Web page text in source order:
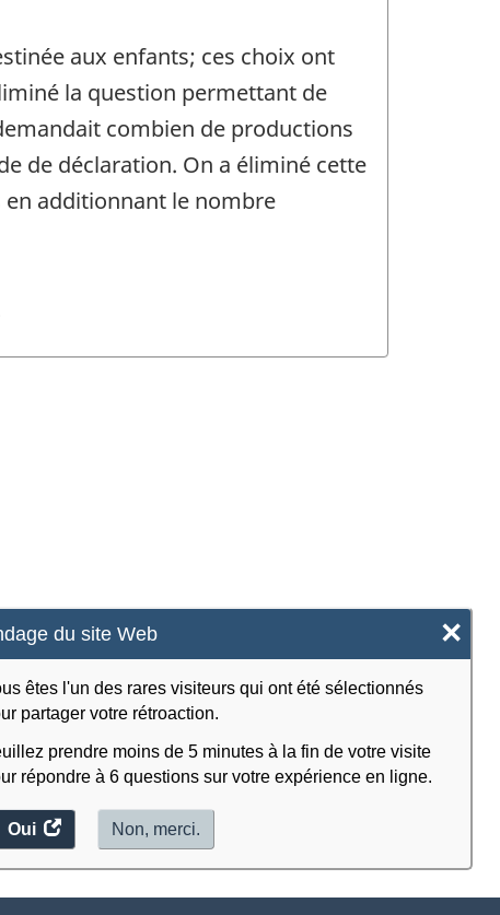
du site Web ×
êtes l'un des rares visiteurs qui ont été sélectionnés
partager votre rétroaction.
prendre moins de 5 minutes à la fin de votre visite
répondre à 6 questions sur votre expérience en ligne.
Oui
accéder
au
Non, merci.
aux enfants; ces choix ont
la question permettant de
combien de productions
de déclaration. On a éliminé cette
additionnant le nombre